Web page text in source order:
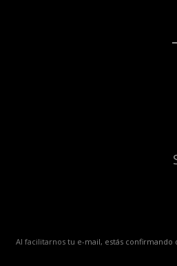
Al facilitarnos tu e-mail, estás